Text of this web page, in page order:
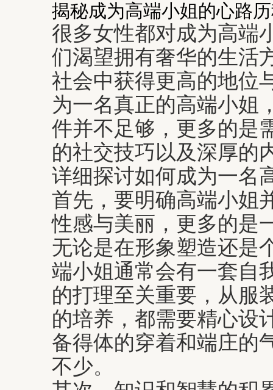
揭秘成为高端小姐的心路
很多女性都对成为高端
们渴望拥有奢华的生活
社会中获得更高的地位
为一名真正的高端小姐
件并不足够，更多的是
的社交技巧以及深厚的
详细探讨如何成为一名
首先，要明确高端小姐
性感与美丽，更多的是
无论是在形象塑造还是
端小姐通常会有一套自
的打理至关重要，从服
的培养，都需要精心设
备得体的穿着和端庄的
不少。